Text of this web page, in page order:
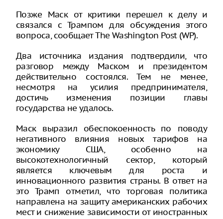
Позже Маск от критики перешел к делу и
связался с Трампом для обсуждения этого
вопроса, сообщает The Washington Post (WP).
Два источника издания подтвердили, что
разговор между Маском и президентом
действительно состоялся. Тем не менее,
несмотря на усилия предпринимателя,
достичь изменения позиции главы
государства не удалось.
Маск выразил обеспокоенность по поводу
негативного влияния новых тарифов на
экономику США, особенно на
высокотехнологичный сектор, который
является ключевым для роста и
инновационного развития страны. В ответ на
это Трамп отметил, что торговая политика
направлена на защиту американских рабочих
мест и снижение зависимости от иностранных